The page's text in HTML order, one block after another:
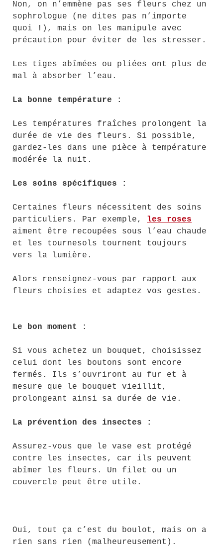
Non, on n’emmène pas ses fleurs chez un
sophrologue (ne dites pas n’importe
quoi !), mais on les manipule avec
précaution pour éviter de les stresser.
Les tiges abîmées ou pliées ont plus de
mal à absorber l’eau.
La bonne température :
Les températures fraîches prolongent la
durée de vie des fleurs. Si possible,
gardez-les dans une pièce à température
modérée la nuit.
Les soins spécifiques :
Certaines fleurs nécessitent des soins
particuliers. Par exemple, les roses
aiment être recoupées sous l’eau chaude
et les tournesols tournent toujours
vers la lumière.
Alors renseignez-vous par rapport aux
fleurs choisies et adaptez vos gestes.
Le bon moment :
Si vous achetez un bouquet, choisissez
celui dont les boutons sont encore
fermés. Ils s’ouvriront au fur et à
mesure que le bouquet vieillit,
prolongeant ainsi sa durée de vie.
La prévention des insectes :
Assurez-vous que le vase est protégé
contre les insectes, car ils peuvent
abîmer les fleurs. Un filet ou un
couvercle peut être utile.
Oui, tout ça c’est du boulot, mais on a
rien sans rien (malheureusement).